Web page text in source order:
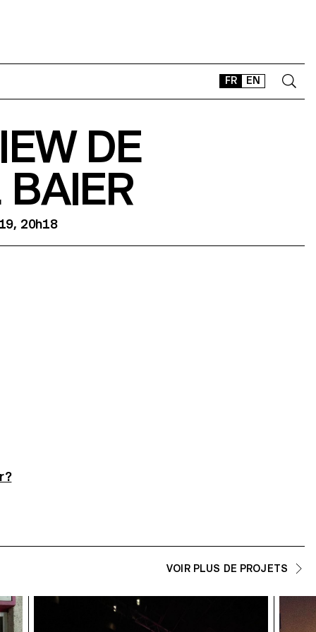
FR EN
DE
20h18
VOIR PLUS DE PROJETS